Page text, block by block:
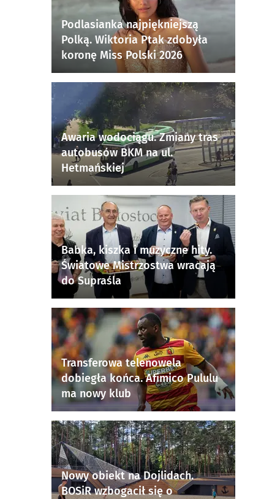
Podlasianka najpiękniejszą
Polką. Wiktoria Ptak zdobyła
koronę Miss Polski 2026
Awaria wodociągu. Zmiany tras
autobusów BKM na ul.
Hetmańskiej
Babka, kiszka i muzyczne hity.
Światowe Mistrzostwa wracają
do Supraśla
Transferowa telenowela
dobiegła końca. Afimico Pululu
ma nowy klub
Nowy obiekt na Dojlidach.
BOSiR wzbogacił się o